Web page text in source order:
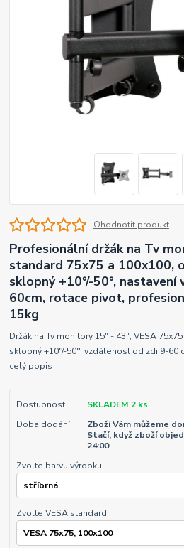
Ohodnotit produkt
Profesionální držák na Tv
standard 75x75 a 100x100,
sklopný +10°/-50°,
60cm, rotace pivot,
15kg
Držák na Tv monitory 15" - 43", VESA
sklopný +10°/-50°, vzdálenost od zdi 9-60
celý popis
Dostupnost
SKLADEM 2 ks
Doba dodání
Zboží Vám můžeme
Stačí, když zboží
24:00
Zvolte barvu výrobku
Zvolte VESA standard